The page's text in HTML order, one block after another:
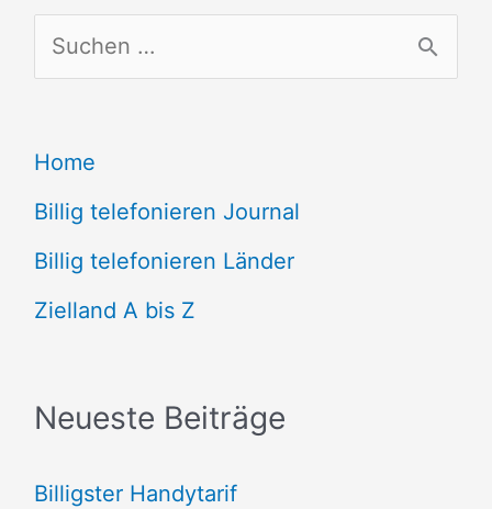
u
h
e
n
n
h
Home
Billig telefonieren Journal
Billig telefonieren Länder
Zielland A bis Z
Neueste Beiträge
Billigster Handytarif